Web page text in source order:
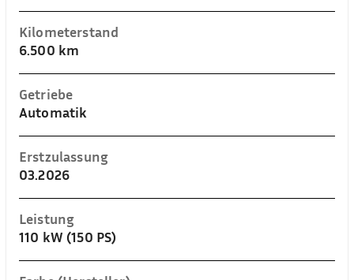
Kilometerstand
6.500 km
Getriebe
Automatik
Erstzulassung
03.2026
Leistung
110 kW (150 PS)